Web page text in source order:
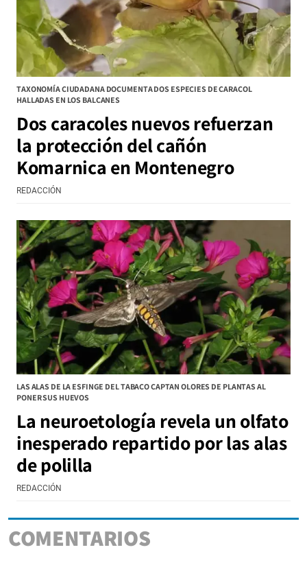
TAXONOMÍA CIUDADANA DOCUMENTA DOS ESPECIES DE CARACOL
HALLADAS EN LOS BALCANES
Dos caracoles nuevos refuerzan
la protección del cañón
Komarnica en Montenegro
REDACCIÓN
LAS ALAS DE LA ESFINGE DEL TABACO CAPTAN OLORES DE PLANTAS AL
PONER SUS HUEVOS
La neuroetología revela un olfato
inesperado repartido por las alas
de polilla
REDACCIÓN
COMENTARIOS